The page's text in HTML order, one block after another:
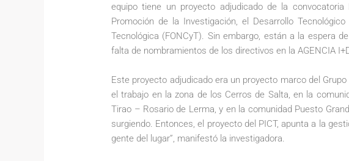
equipo tiene un proyecto adjudicado de la
Promoción de la Investigación, el Desarrollo
Tecnológica (FONCyT). Sin embargo, están a la espera
falta de nombramientos de los directivos en la AGENCIA
Este proyecto adjudicado era un proyecto marco del
el trabajo en la zona de los Cerros de Salta, en la
Tirao – Rosario de Lerma, y en la comunidad Puesto
surgiendo. Entonces, el proyecto del PICT, apunta a la
gente del lugar”, manifestó la investigadora.